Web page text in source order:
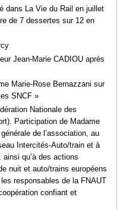
dans La Vie du Rail en juillet
de 7 dessertes sur 12 en
Jean-Marie CADIOU après
Marie-Rose Bernazzani sur
SNCF »
Nationale des
Participation de Madame
de l’association, au
Intercités-Auto/train et à
ainsi qu’à des actions
nuit et auto/trains européens
responsables de la FNAUT
confiant et